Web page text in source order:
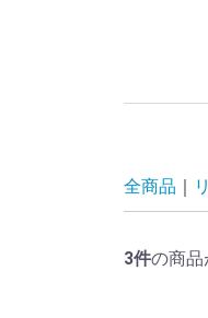
全商品
3件の商品